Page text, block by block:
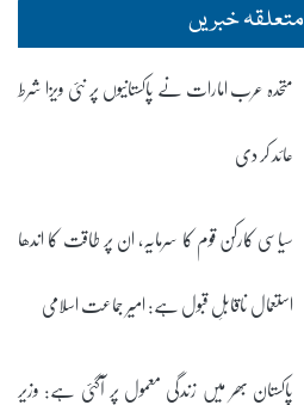
متعلقہ خبریں
متحدہ عرب امارات نے پاکستانیوں پر نئی ویزا شرط
عائد کر دی
سیاسی کارکن قوم کا سرمایہ، ان پر طاقت کا اندھا
استعمال ناقابلِ قبول ہے: امیر جماعت اسلامی
پاکستان بھر میں زندگی معمول پر آگئی ہے: وزیر